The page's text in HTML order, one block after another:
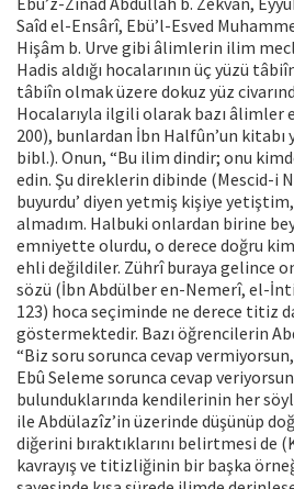
Saîd el-Ensârî, Ebü’l-Esved
Hişâm b. Urve gibi âlimlerin ilim
Hadis aldığı hocalarının üç yüzü
tâbiîn olmak üzere dokuz yüz
Hocalarıyla ilgili olarak bazı âlimler
200), bunlardan İbn Halfûn’un kitabı
bibl.). Onun, “Bu ilim dindir; onu
edin. Şu direklerin dibinde (Mescid-i
buyurdu’ diyen yetmiş kişiye
almadım. Halbuki onlardan birine
emniyette olurdu, o derece doğru
ehli değildiler. Zührî buraya gelince
sözü (İbn Abdülber en-Nemerî, el-
123) hoca seçiminde ne derece titiz
göstermektedir. Bazı öğrencilerin
“Biz soru sorunca cevap
Ebû Seleme sorunca cevap
bulunduklarında kendilerinin her
ile Abdülazîz’in üzerinde düşünüp
diğerini bıraktıklarını belirtmesi de
kavrayış ve titizliğinin bir başka